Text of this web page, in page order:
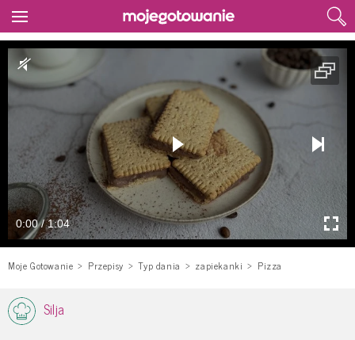
0:00 / 1:04
Moje Gotowanie Przepisy Typ dania zapiekanki Pizza
Silja